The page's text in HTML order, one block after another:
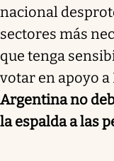
nacional
sectores más
que tenga
votar en apoyo
Argentina no
la espalda a las